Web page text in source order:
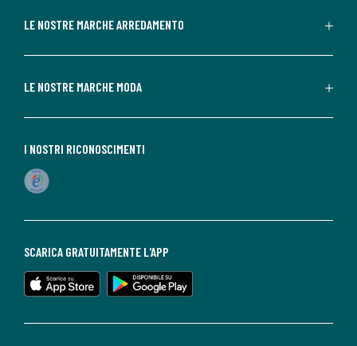
LE NOSTRE MARCHE ARREDAMENTO
LE NOSTRE MARCHE MODA
SCARICA GRATUITAMENTE L'APP
I NOSTRI RICONOSCIMENTI